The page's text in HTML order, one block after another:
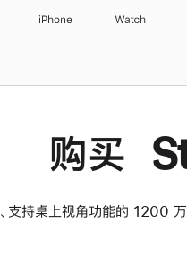
iPhone Watch
购买
支持桌上视角功能的 1200